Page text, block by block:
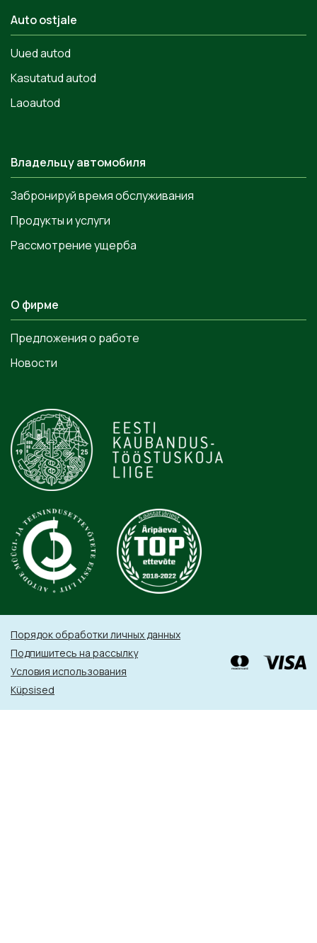
Auto ostjale
Uued autod
Kasutatud autod
Laoautod
Владельцу автомобиля
Забронируй время обслуживания
Продукты и услуги
Рассмотрение ущерба
О фирме
Предложения о работе
Новости
Порядок обработки личных данных
Подпишитесь на рассылку
Условия использования
Küpsised